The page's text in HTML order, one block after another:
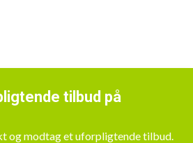
tilbud på
og modtag et uforpligtende tilbud.